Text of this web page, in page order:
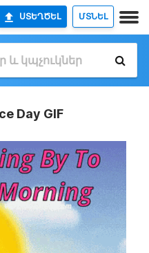
ՍՏԵՂԾԵԼ ՄՏՆԵԼ
Day GIF